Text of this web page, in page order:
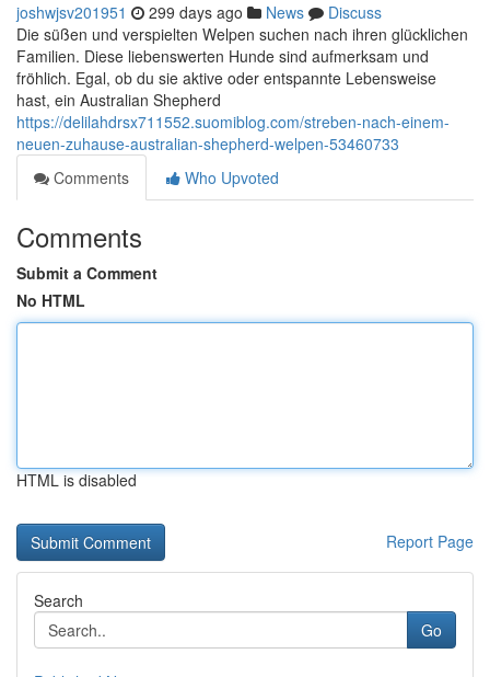
joshwjsv201951 299 days ago News
Discuss
Die süßen und verspielten Welpen suchen nach ihren glücklichen
Familien. Diese liebenswerten Hunde sind aufmerksam und
fröhlich. Egal, ob du sie aktive oder entspannte Lebensweise
hast, ein Australian Shepherd
https://delilahdrsx711552.suomiblog.com/streben-nach-einem-
neuen-zuhause-australian-shepherd-welpen-53460733
Comments
Who Upvoted
Comments
Submit a Comment
No HTML
HTML is disabled
Report Page
Search
Go